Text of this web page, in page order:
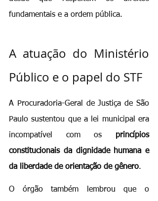
fundamentais e a ordem pública.
A atuação do Ministério
Público e o papel do STF
A Procuradoria-Geral de Justiça de São
Paulo sustentou que a lei municipal era
incompatível com os princípios
constitucionais da dignidade humana e
da liberdade de orientação de gênero.
O órgão também lembrou que o